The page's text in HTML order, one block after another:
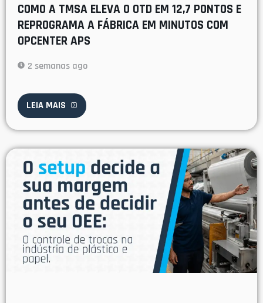
COMO A TMSA ELEVA O OTD EM 12,7 PONTOS E
REPROGRAMA A FÁBRICA EM MINUTOS COM
OPCENTER APS
2 semanas ago
LEIA MAIS